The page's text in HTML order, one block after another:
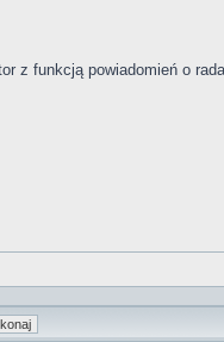
z funkcją powiadomień o